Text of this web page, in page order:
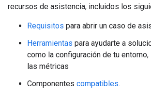
recursos de asistencia, incluidos los
Requisitos para abrir un caso de
Herramientas para ayudarte a
como la configuración de tu
las métricas
Componentes compatibles.